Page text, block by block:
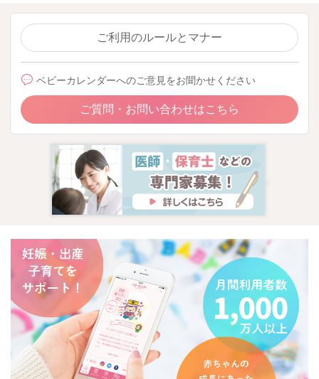
ご利用のルールとマナー
ベビーカレンダーへのご意見をお聞かせください
ご質問・お問い合わせはこちら